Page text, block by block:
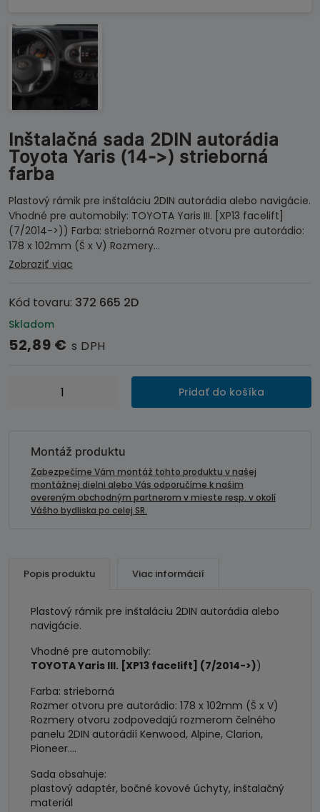
Inštalačná sada 2DIN autorádia
Toyota Yaris (14->) strieborná
farba
Plastový rámik pre inštaláciu 2DIN autorádia alebo navigácie.
Vhodné pre automobily: TOYOTA Yaris III. [XP13 facelift]
(7/2014->)) Farba: strieborná Rozmer otvoru pre autorádio:
178 x 102mm (Š x V) Rozmery…
Zobraziť viac
Kód tovaru: 372 665 2D
Skladom
52,89 € s DPH
množstvo
Inštalačná
autorádia
Toyota
Yaris
Pridať do košíka
Montáž produktu
Zabezpečíme Vám montáž tohto produktu v našej
montážnej dielni alebo Vás odporučíme k našim
overeným obchodným partnerom v mieste resp. v okolí
Vášho bydliska po celej SR.
Popis produktu Viac informácií
Plastový rámik pre inštaláciu 2DIN autorádia alebo
navigácie.
Vhodné pre automobily:
TOYOTA Yaris III. [XP13 facelift] (7/2014->))
Farba: strieborná
Rozmer otvoru pre autorádio: 178 x 102mm (Š x V)
Rozmery otvoru zodpovedajú rozmerom čelného
panelu 2DIN autorádií Kenwood, Alpine, Clarion,
Pioneer....
Sada obsahuje:
plastový adaptér, bočné kovové úchyty, inštalačný
materiál